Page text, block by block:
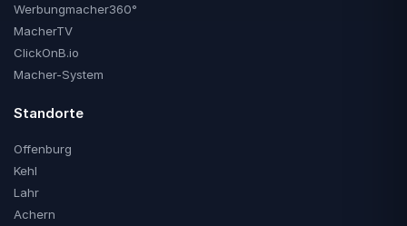
Werbungmacher360°
MacherTV
ClickOnB.io
Macher-System
Standorte
Offenburg
Kehl
Lahr
Achern